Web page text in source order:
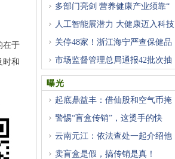
在于
时和
多部门亮剑 营养健康产业须靠“
人工智能展潜力 大健康迈入科技
关停48家！浙江海宁严查保健品
市场监督管理总局通报42批次抽
曝光
起底鼎益丰：借仙股和空气币掩
警惕“盲盒传销”，这烫手的快
云南元江：依法查处一起介绍他
卖盲盒是假，搞传销是真！